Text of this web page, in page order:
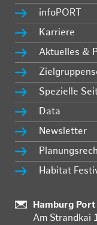
infoPORT
Karriere
Aktuelles &
Spezielle
Data
Newsletter
Habitat
Standort:
Hamburg
Am Strandkai